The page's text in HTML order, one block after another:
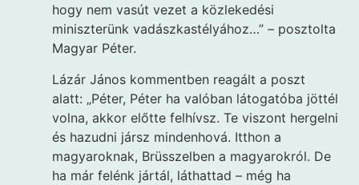
hogy nem vasút vezet a közlekedési
miniszterünk vadászkastélyához…” – posztolta
Magyar Péter.
Lázár János kommentben reagált a poszt
alatt: „Péter, Péter ha valóban látogatóba jöttél
volna, akkor előtte felhívsz. Te viszont hergelni
és hazudni jársz mindenhová. Itthon a
magyaroknak, Brüsszelben a magyarokról. De
ha már felénk jártál, láthattad – még ha